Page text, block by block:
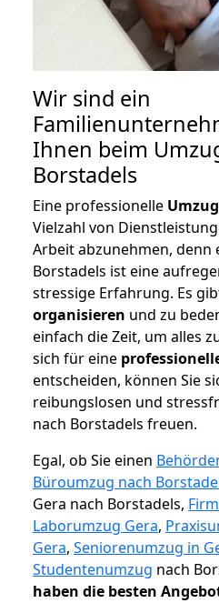
Wir sind ein
Ihnen beim
Borstadels
Eine professionelle
Vielzahl von
Arbeit abzunehmen, denn
Borstadels ist eine
stressige Erfahrung. Es
organisieren und zu
einfach die Zeit, um alles
sich für eine
entscheiden, können Sie
reibungslosen und
nach Borstadels freuen.
Egal, ob Sie einen
Büroumzug nach
Gera nach Borstadels,
Laborumzug Gera,
Gera, Seniorenumzug in
Studentenumzug nach
haben die besten